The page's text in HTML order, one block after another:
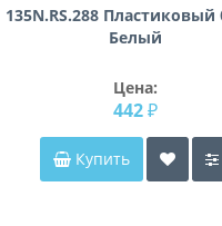
135N.RS.288 Пластиковый
Белый
Цена:
442 ₽
Купить